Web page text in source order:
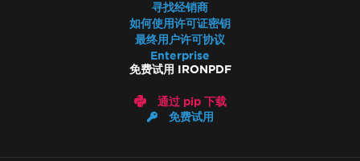
寻找经销商
如何使用许可证密钥
最终用户许可协议
Enterprise
免费试用 IRONPDF
通过 pip 下载
免费试用